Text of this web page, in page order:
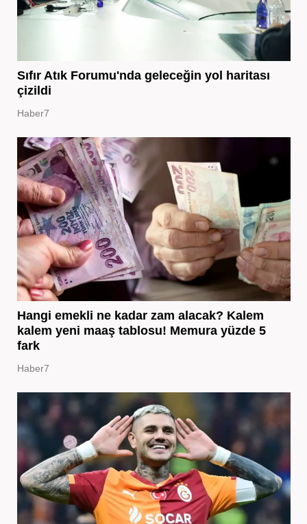
Sıfır Atık Forumu'nda geleceğin yol haritası
çizildi
Haber7
Hangi emekli ne kadar zam alacak? Kalem
kalem yeni maaş tablosu! Memura yüzde 5
fark
Haber7